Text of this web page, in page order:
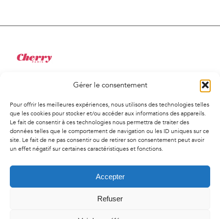
Gérer le consentement
Pour offrir les meilleures expériences, nous utilisons des technologies telles
que les cookies pour stocker et/ou accéder aux informations des appareils.
Le fait de consentir à ces technologies nous permettra de traiter des
données telles que le comportement de navigation ou les ID uniques sur ce
site. Le fait de ne pas consentir ou de retirer son consentement peut avoir
un effet négatif sur certaines caractéristiques et fonctions.
Accepter
Refuser
34 Rue de Saint-Pétersbourg
75008, Paris
01 41 02 01 94
contact@agencecherry.com
Lundi au vendredi
9h30-18h00
2026 | Agence Cherry - Tous droit réservés -